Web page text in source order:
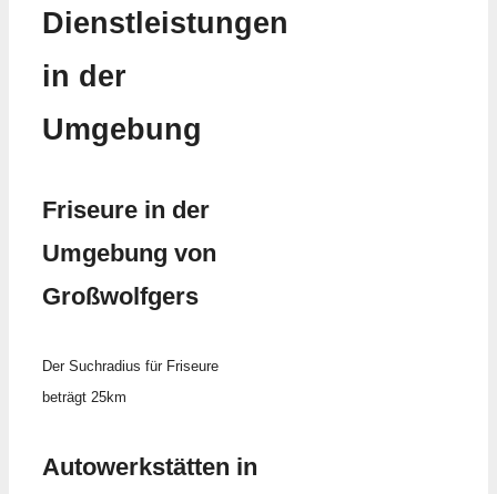
Dienstleistungen
in der
Umgebung
Friseure in der
Umgebung von
Großwolfgers
Der Suchradius für Friseure
beträgt 25km
Autowerkstätten in